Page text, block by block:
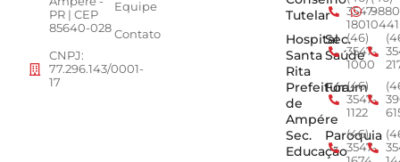
PR | CEP
85640-028
CNPJ:
77.296.143/0001-
17
Equipe
Contato
Tutelar
3547-
18010441
Hospital
Santa
Rita
Sec.
Saúde
(46)
3547-
1000
Prefeitura
de
Ampére
Fórum
(46)
3547-
1122
Sec.
Educação
Paroquia
(46)
3547-